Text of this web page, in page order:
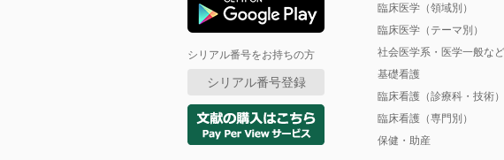
シリアル番号をお持ちの方
シリアル番号登録
臨床医学（領域別）
臨床医学（テーマ別）
社会医学系・医学一般など
基礎看護
臨床看護（診療科・技術）
臨床看護（専門別）
保健・助産